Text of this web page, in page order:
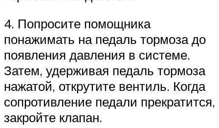
4. Попросите помощника
понажимать на педаль тормоза до
появления давления в системе.
Затем, удерживая педаль тормоза
нажатой, открутите вентиль. Когда
сопротивление педали прекратится,
закройте клапан.